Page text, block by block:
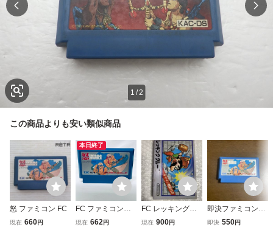
1 /2
この商品よりも安い類似商品
怒 ファミコン FC
現在 660円
本日終了
FC ファミコンソ
フト 怒 ＩＫＡＲ
現在 662円
FC レッキングク
ルー ファミコンソ
現在 900円
即決ファミコンソ
フト 怒
即決 550円